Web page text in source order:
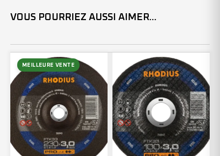
VOUS POURRIEZ AUSSI AIMER...
MEILLEURE VENTE